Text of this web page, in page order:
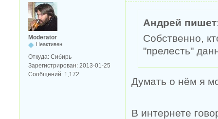
Moderator
Неактивен
Откуда: Сибирь
Зарегистрирован: 2013-01-25
Сообщений: 1,172
Андрей
Собственно,
"прелесть"
Думать о нём я
В интернете